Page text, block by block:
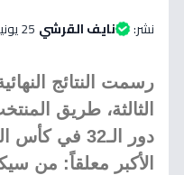
نشر: نايف القرشي 25 يونيو 2026 الساعة 01:45 مساءاً
رسمت النتائج
الثالثة، طريق
الأكبر معلقاً: من